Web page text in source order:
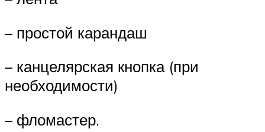
– простой карандаш
– канцелярская кнопка (при
необходимости)
– фломастер.